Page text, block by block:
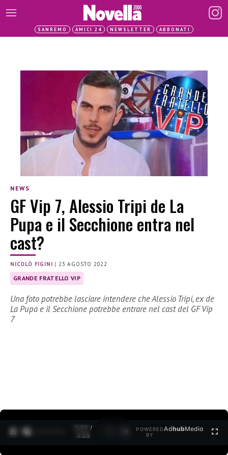
SANREMO AMICI 24 NEWSLETTER ABBONATI
NEWS
GF Vip 7, Alessio Tripi de La
Pupa e il Secchione entra nel
cast?
NICOLÒ FIGINI | 23 AGOSTO 2022
GRANDE FRATELLO VIP
Una foto potrebbe lasciare intendere che Alessio Tripi, ex de
La Pupa e il Secchione potrebbe entrare nel cast del GF Vip
7
0:30 /
3:35
POWERED
BY
AdhubMedia